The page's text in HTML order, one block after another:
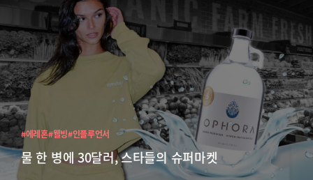
물 한 병에 30달러, 스타들의 슈퍼마켓
#에레혼#웰빙#인플루언서